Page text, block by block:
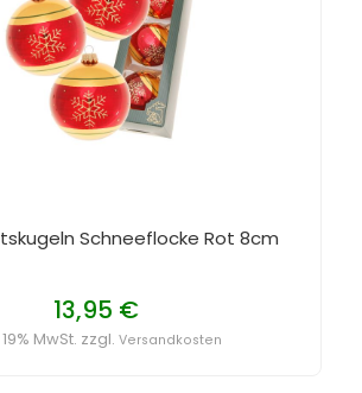
Schneeflocke Rot 8cm
13,95 €
MwSt. zzgl. Versandkosten